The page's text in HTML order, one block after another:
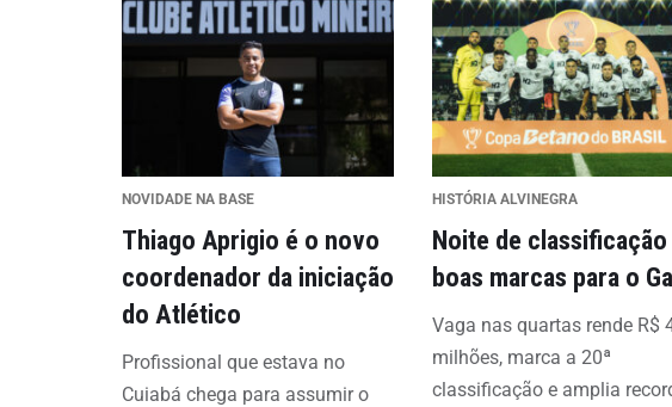
NOVIDADE NA BASE
Thiago Aprigio é o novo
coordenador da iniciação
do Atlético
Profissional que estava no
Cuiabá chega para assumir o
HISTÓRIA ALVINEGRA
Noite de classificação
boas marcas para o
Vaga nas quartas rende R$
milhões, marca a 20ª
classificação e amplia